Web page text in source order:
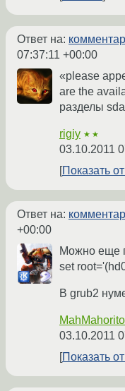
Ответ на:
07:37:11 +00:00
«please
are the
разделы
rigiy ★★
03.10.2011
Показать
Ответ на:
+00:00
Можно еще
set
В grub2
03.10.2011
Показать